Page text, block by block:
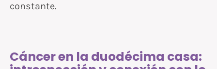
constante.
Cáncer en la duodécima casa: